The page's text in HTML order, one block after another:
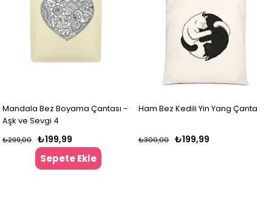
Mandala Bez Boyama Çantası -
Aşk ve Sevgi 4
₺199,99
₺299,00
Sepete Ekle
Ham Bez Kedili Yin Yang Çanta
₺199,99
₺300,00